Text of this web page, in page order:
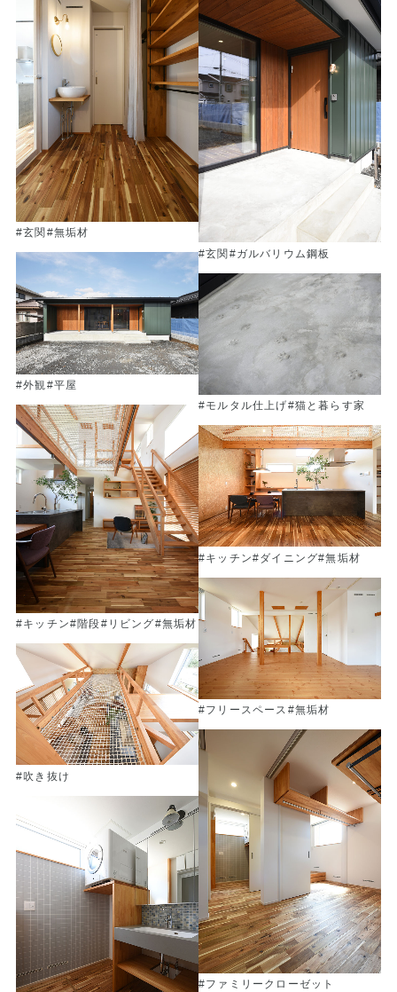
#玄関 #無垢材
#玄関#ガルバリウム鋼板
#外観 #平屋
#モルタル仕上げ#猫と暮らす家
#キッチン#階段#リビング#無垢材
#キッチン#ダイニング#無垢材
#フリースペース #無垢材
#吹き抜け
#ファミリークローゼット